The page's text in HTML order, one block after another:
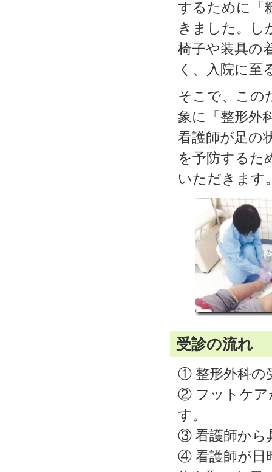
するために「
きました。し
椅子や装具の
く、入院に至
そこで、この
象に「整形外
看護師が足の
を予防するた
いただきます
受診の流れ
① 整形外科の
② フットケア
す。
③ 看護師から
④ 看護師が日